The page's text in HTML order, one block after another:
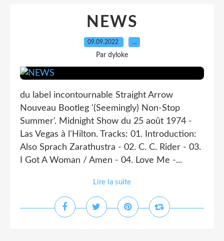
NEWS
09.09.2022 …
Par dyloke
du label incontournable Straight Arrow
Nouveau Bootleg '(Seemingly) Non-Stop
Summer'. Midnight Show du 25 août 1974 -
Las Vegas à l'Hilton. Tracks: 01. Introduction:
Also Sprach Zarathustra - 02. C. C. Rider - 03.
I Got A Woman / Amen - 04. Love Me -...
Lire la suite